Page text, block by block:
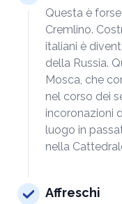
Questa è
Cremlino.
italiani è
della Russia.
Mosca, che
nel corso dei
incoronazioni
luogo in
nella
Affreschi